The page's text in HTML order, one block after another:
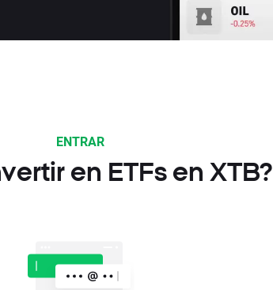
ENTRAR
en ETFs en XTB?